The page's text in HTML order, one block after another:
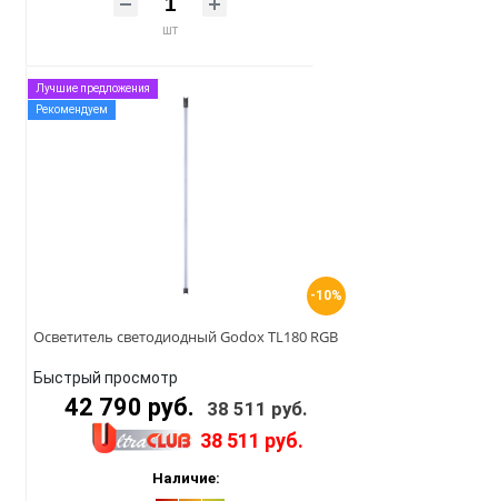
шт
-10%
Лучшие предложения
Рекомендуем
Осветитель светодиодный Godox TL180 RGB
Быстрый просмотр
42 790 руб. 38 511 руб.
38 511 руб.
Наличие: